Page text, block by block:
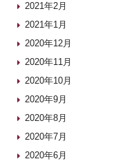
2021年2月
2021年1月
2020年12月
2020年11月
2020年10月
2020年9月
2020年8月
2020年7月
2020年6月